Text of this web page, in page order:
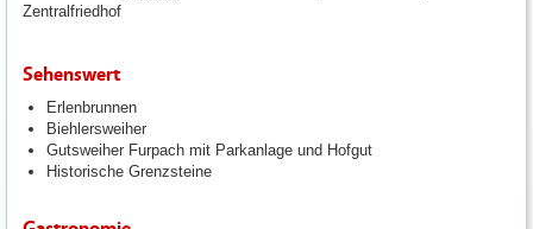
Zentralfriedhof
Sehenswert
Erlenbrunnen
Biehlersweiher
Gutsweiher Furpach mit Parkanlage und Hofgut
Historische Grenzsteine